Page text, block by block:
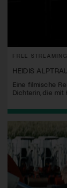
FREE STREAMING
HEIDIS
Eine filmische
Dichterin, die mit